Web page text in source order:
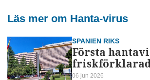
Läs mer om Hanta-virus
SPANIEN RIKS
Första
06 jun 2026